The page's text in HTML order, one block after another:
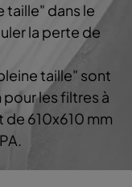
G4
G4
taille" dans le
la perte de
taille" sont
les filtres à
610x610 mm